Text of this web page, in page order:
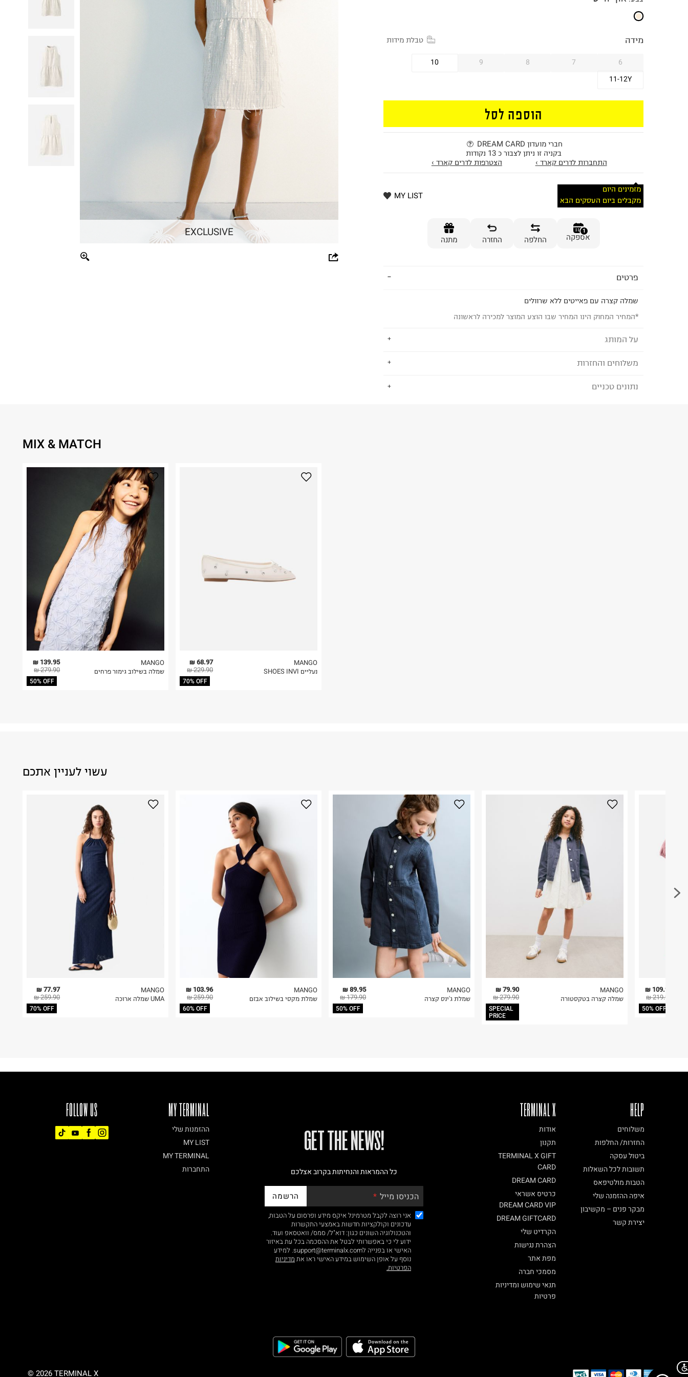
EXCLUSIVE
מידה טבלת מידות
6
7
8
9
10
11-12Y
הוספה לסל
חברי מועדון DREAM CARD
בקניה זו ניתן לצבור כ 13 נקודות
התחברות לדרים קארד ›
הצטרפות לדרים קארד ›
מזמינים היום
מקבלים ביום העסקים הבא
MY LIST
1
אספקה החלפה החזרה מתנה
פרטים
שמלה קצרה עם פאייטים ללא שרוולים
*המחיר המחוק הינו המחיר שבו הוצע המוצר למכירה לראשונה
על המותג
MANGO - מנגו
משלוחים והחזרות
לבחירת בשיטת המשלוח המתאימה לכם,
נתונים טכניים
MIX & MATCH
139.95 ₪
279.90 ₪
50% OFF
MANGO
שמלה בשילוב גימור פרחים
68.97 ₪
229.90 ₪
70% OFF
MANGO
נעליים SHOES INVI
עשוי לעניין אתכם
77.97 ₪
259.90 ₪
70% OFF
MANGO
UMA שמלה ארוכה
103.96 ₪
259.90 ₪
60% OFF
MANGO
שמלת מקסי בשילוב אבזם
89.95 ₪
179.90 ₪
50% OFF
MANGO
שמלת ג'ינס קצרה
79.90 ₪
279.90 ₪
SPECIAL
PRICE
MANGO
שמלה קצרה בטקסטורה
109.95 ₪
219.90 ₪
50% OFF
FOLLOW US MY TERMINAL
ההזמנות שלי
MY LIST
MY TERMINAL
התחברות
!GET THE NEWS
כל ההמראות והנחיתות בקרוב אצלכם
הכניסו מייל הרשמה
אני רוצה לקבל מטרמינל איקס מידע ופרסום על הטבות,
עדכונים וקולקציות חדשות באמצעי התקשרות
והטכנולוגיה השונים כגון: דוא"ל/ סמס/ וואטסאפ ועוד.
ידוע לי כי באפשרותי לבטל את ההסכמה בכל עת באיזור
האישי או בפנייה לsupport@terminalx.com. למידע
נוסף על אופן השימוש במידע האישי ראו את מדיניות
הפרטיות.
TERMINAL X
אודות
תקנון
TERMINAL X GIFT
CARD
DREAM CARD
כרטיס אשראי
DREAM CARD VIP
DREAM GIFTCARD
הקרדיט שלי
הצהרת נגישות
מפת אתר
מסמכי חברה
תנאי שימוש ומדיניות
פרטיות
HELP
משלוחים
החזרות/ החלפות
ביטול עסקה
תשובות לכל השאלות
הטבות מולטיפאס
איפה ההזמנה שלי
מבקר פנים – מקשיבון
יצירת קשר
© 2026 TERMINAL X